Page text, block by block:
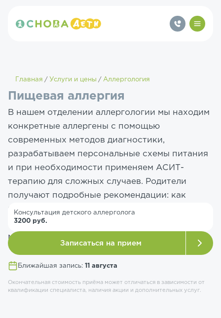
Главная Услуги и цены Аллергология
Пищевая аллергия
В нашем отделении аллергологии мы находим
конкретные аллергены с помощью
современных методов диагностики,
разрабатываем персональные схемы питания
и при необходимости применяем АСИТ-
терапию для сложных случаев. Родители
получают подробные рекомендации: как
безопасно вводить новые продукты, как
читать этикетки и составлять полноценное
меню.
Ближайшая запись: 11 августа
Консультация детского аллерголога
3200 руб.
Записаться на прием
Окончательная стоимость приёма может отличаться в зависимости от
квалификации специалиста, наличия акции и дополнительных услуг.